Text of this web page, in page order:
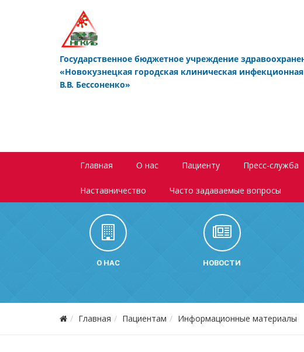
Государственное бюджетное учреждение
«Новокузнецкая городская клиническая
В.В. Бессоненко»
Главная О нас Пациенту Пресс-служба
Наставничество Часто задаваемые вопросы
О НАС НОВОСТИ
Главная Пациентам Информационные материалы